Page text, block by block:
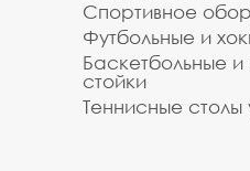
Спортивное
Футбольные и
Баскетбольные и
стойки
Теннисные столы